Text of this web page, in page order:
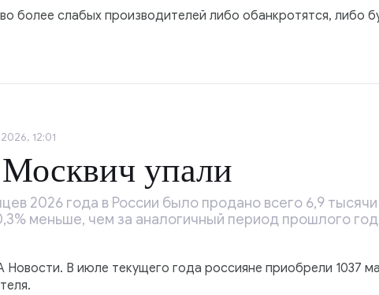
более слабых производителей либо обанкротятся, либо
12:01
упали
2026 года в России было продано всего 6,9
меньше, чем за аналогичный период прошлого
В июле текущего года россияне приобрели 1037